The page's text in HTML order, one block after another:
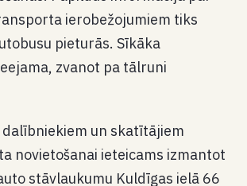
ierobežojumiem tiks
pieturās. Sīkāka
zvanot pa tālruni
un skatītājiem
novietošanai ieteicams izmantot
stāvlaukumu Kuldīgas ielā 66